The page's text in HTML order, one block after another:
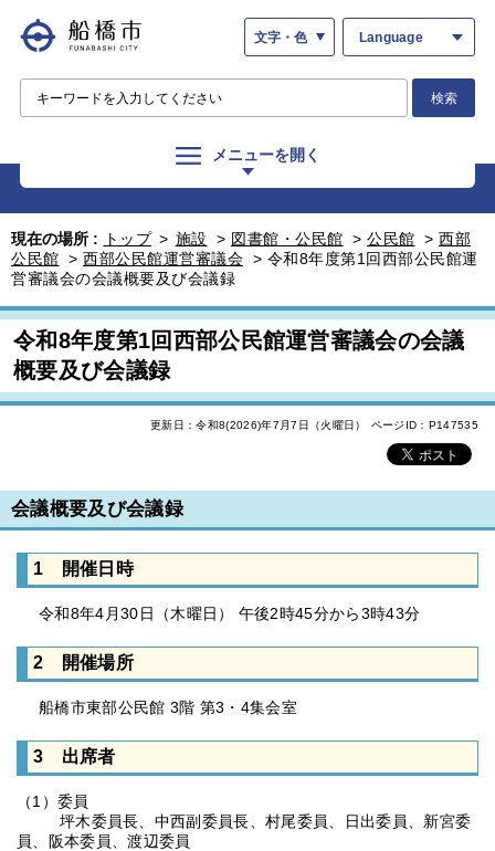
文字・色 Language
検索
メニューを開く
現在の場所 : トップ > 施設 > 図書館・公民館 > 公民館 > 西部
公民館 > 西部公民館運営審議会 > 令和8年度第1回西部公民館運
営審議会の会議概要及び会議録
令和8年度第1回西部公民館運営審議会の会議
概要及び会議録
更新日：令和8(2026)年7月7日（火曜日） ページID：P147535
会議概要及び会議録
1 開催日時
令和8年4月30日（木曜日） 午後2時45分から3時43分
2 開催場所
船橋市東部公民館 3階 第3・4集会室
3 出席者
（1）委員
坪木委員長、中西副委員長、村尾委員、日出委員、新宮委
員、阪本委員、渡辺委員